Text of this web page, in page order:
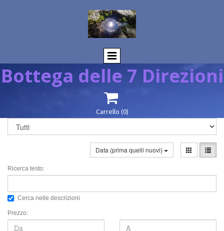
Bottega delle 7 Direzioni

Carrello (0)
Data (prima quelli nuovi)
Ricerca testo:
Cerca nelle descrizioni
Prezzo: